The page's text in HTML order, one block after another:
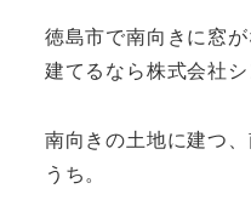
徳島市で南向きに窓
建てるなら株式会社
南向きの土地に建つ
うち。